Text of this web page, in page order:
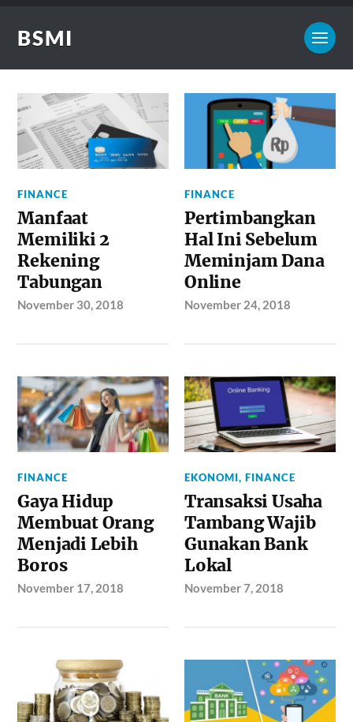
BSMI
FINANCE
Manfaat
Memiliki 2
Rekening
Tabungan
November 30, 2018
FINANCE
Pertimbangkan
Hal Ini Sebelum
Meminjam Dana
Online
November 24, 2018
FINANCE
Gaya Hidup
Membuat Orang
Menjadi Lebih
Boros
November 17, 2018
EKONOMI,FINANCE
Transaksi Usaha
Tambang Wajib
Gunakan Bank
Lokal
November 7, 2018